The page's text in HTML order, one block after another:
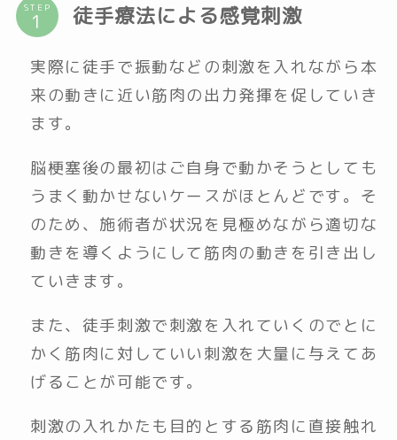
STEP 徒手療法による感覚刺激
実際に徒手で振動などの刺激を入れながら本
来の動きに近い筋肉の出力発揮を促していき
ます。
脳梗塞後の最初はご自身で動かそうとしても
うまく動かせないケースがほとんどです。そ
のため、施術者が状況を見極めながら適切な
動きを導くようにして筋肉の動きを引き出し
ていきます。
また、徒手刺激で刺激を入れていくのでとに
かく筋肉に対していい刺激を大量に与えてあ
げることが可能です。
刺激の入れかたも目的とする筋肉に直接触れ